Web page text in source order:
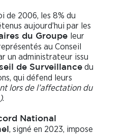
de 2006, les 8% du
aujourd’hui par les
du Groupe leur
au Conseil
un administrateur issu
de Surveillance du
qui défend leurs
lors de l’affectation du
.
National
, signé en 2023, impose